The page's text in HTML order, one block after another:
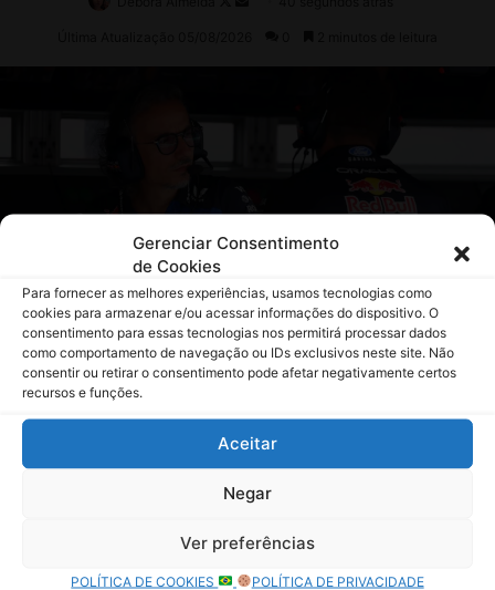
Gerenciar Consentimento
de Cookies
Para fornecer as melhores experiências, usamos tecnologias como
cookies para armazenar e/ou acessar informações do dispositivo. O
consentimento para essas tecnologias nos permitirá processar dados
como comportamento de navegação ou IDs exclusivos neste site. Não
consentir ou retirar o consentimento pode afetar negativamente certos
recursos e funções.
Aceitar
Negar
Ver preferências
POLÍTICA DE COOKIES POLÍTICA DE PRIVACIDADE